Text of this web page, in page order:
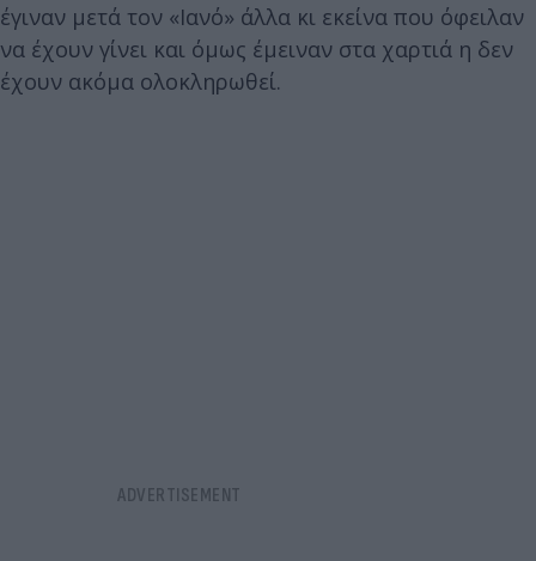
έγιναν μετά τον «Ιανό» άλλα κι εκείνα που όφειλαν
να έχουν γίνει και όμως έμειναν στα χαρτιά η δεν
έχουν ακόμα ολοκληρωθεί.